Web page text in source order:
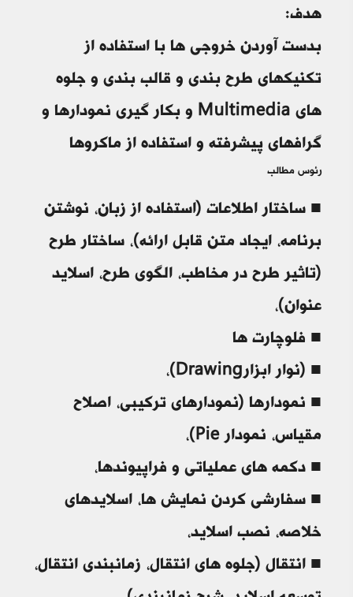
هدف:
بدست آوردن خروجی ها با استفاده از
تکنیکهای طرح بندی و قالب بندی و جلوه
های Multimedia و بکار گیری نمودارها و
گرافهای پیشرفته و استفاده از ماکروها
رئوس مطالب
■ ساختار اطلاعات (استفاده از زبان، نوشتن
برنامه، ایجاد متن قابل ارائه)، ساختار طرح
(تاثیر طرح در مخاطب، الگوی طرح، اسلاید
عنوان)،
■ فلوچارت ها
■ (نوار ابزارDrawing)،
■ نمودارها (نمودارهای ترکیبی، اصلاح
مقیاس، نمودار Pie)،
■ دکمه های عملیاتی و فراپیوندها،
■ سفارشی کردن نمایش ها، اسلایدهای
خلاصه، نصب اسلاید،
■ انتقال (جلوه های انتقال، زمانبندی انتقال،